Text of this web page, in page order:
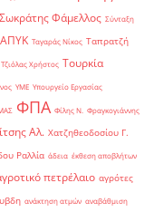
Σωκράτης Φάμελλος Σύνταξη
Ταγαράς Νίκος Ταπρατζή
Τζιόλας Χρήστος Τουρκία
ΥΜΕ Υπουργείο Εργασίας
ΦΠΑ Φίλης Ν. Φραγκογιάννης
Αλ. Χατζηθεοδοσίου Γ.
Ραλλία άδεια έκθεση αποβλήτων
πετρέλαιο αγρότες
ανάκτηση ατμών αναβάθμιση